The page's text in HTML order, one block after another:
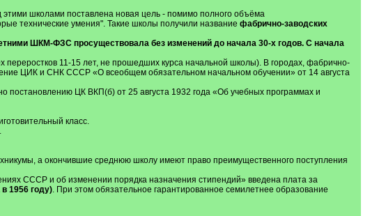
школами поставлена новая цель - помимо полного объёма
технические умения". Такие школы получили название фабрично-заводских
ШКМ-ФЗС просуществовала без изменений до начала 30-х годов. С начала
переростков 11-15 лет, не прошедших курса начальной школы). В городах, фабрично-
ЦИК и СНК СССР «О всеобщем обязательном начальном обучении» от 14 августа
постановлению ЦК ВКП(б) от 25 августа 1932 года «Об учебных программах и
класс.
а окончившие среднюю школу имеют право преимущественного поступления
СССР и об изменении порядка назначения стипендий» введена плата за
1956 году). При этом обязательное гарантированное семилетнее образование